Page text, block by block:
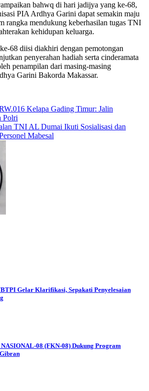
bahwq di hari jadijya yang ke-68,
PIA Ardhya Garini dapat semakin maju
rangka mendukung keberhasilan tugas TNI
kehidupan keluarga.
68 diisi diakhiri dengan pemotongan
penyerahan hadiah serta cinderamata
penampilan dari masing-masing
Garini Bakorda Makassar.
Kelapa Gading Timur: Jalin
Polri
TNI AL Dumai Ikuti Sosialisasi dan
Mabesal
Gelar Klarifikasi, Sepakati Penyelesaian
08 (FKN-08) Dukung Program